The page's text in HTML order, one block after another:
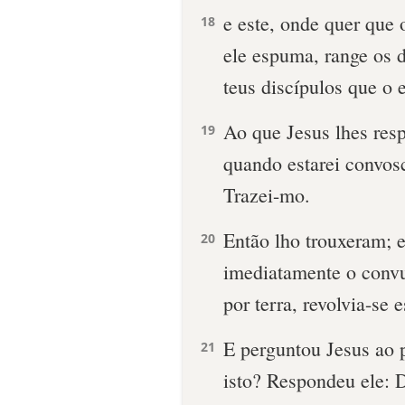
18 e este, onde quer
ele espuma, range os
teus discípulos que o
19 Ao que Jesus lhes
quando estarei
Trazei-mo.
20 Então lho trouxeram;
imediatamente o
por terra, revolvia-se
21 E perguntou Jesus
isto? Respondeu ele: